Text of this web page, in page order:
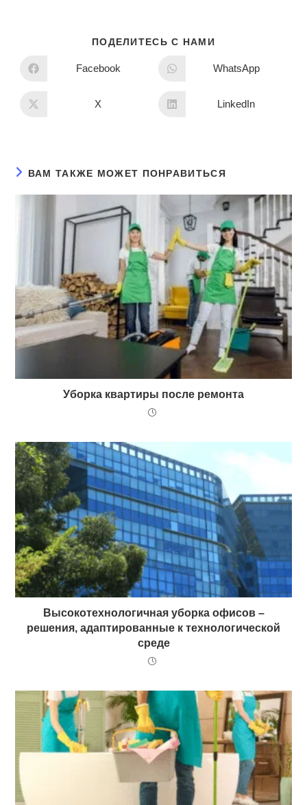
ПОДЕЛИТЕСЬ С НАМИ
Facebook WhatsApp
X LinkedIn
ВАМ ТАКЖЕ МОЖЕТ ПОНРАВИТЬСЯ
Уборка квартиры после ремонта
Высокотехнологичная уборка офисов –
решения, адаптированные к технологической
среде